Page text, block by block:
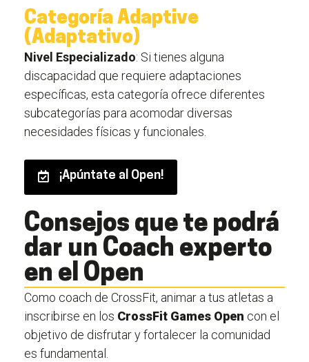
Categoría Adaptive
(Adaptativo)
Nivel Especializado: Si tienes alguna
discapacidad que requiere adaptaciones
específicas, esta categoría ofrece diferentes
subcategorías para acomodar diversas
necesidades físicas y funcionales.
¡Apúntate al Open!
Consejos que te podrá
dar un Coach experto
en el Open
Como coach de CrossFit, animar a tus atletas a
inscribirse en los CrossFit Games Open con el
objetivo de disfrutar y fortalecer la comunidad
es fundamental.